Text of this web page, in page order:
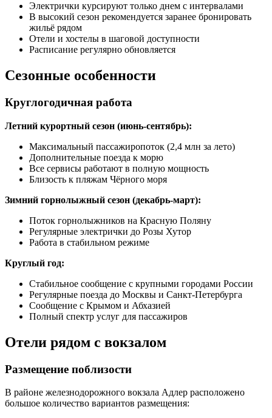
Электрички курсируют только днем с интервалами
В высокий сезон рекомендуется заранее бронировать
жильё рядом
Отели и хостелы в шаговой доступности
Расписание регулярно обновляется
Сезонные особенности
Круглогодичная работа
Летний курортный сезон (июнь-сентябрь):
Максимальный пассажиропоток (2,4 млн за лето)
Дополнительные поезда к морю
Все сервисы работают в полную мощность
Близость к пляжам Чёрного моря
Зимний горнолыжный сезон (декабрь-март):
Поток горнолыжников на Красную Поляну
Регулярные электрички до Розы Хутор
Работа в стабильном режиме
Круглый год:
Стабильное сообщение с крупными городами России
Регулярные поезда до Москвы и Санкт-Петербурга
Сообщение с Крымом и Абхазией
Полный спектр услуг для пассажиров
Отели рядом с вокзалом
Размещение поблизости
В районе железнодорожного вокзала Адлер расположено
большое количество вариантов размещения: